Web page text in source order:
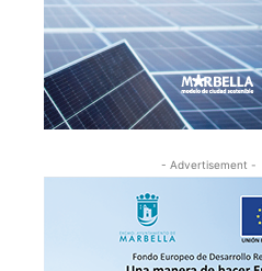
- Advertisement -